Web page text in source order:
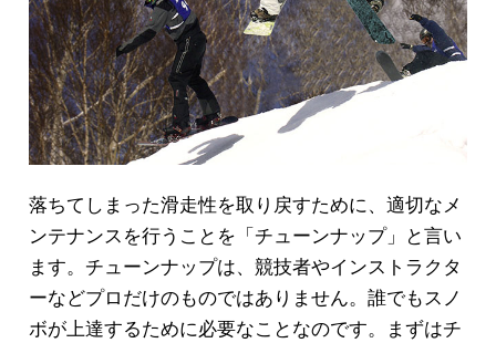
落ちてしまった滑走性を取り戻すために、適切なメ
ンテナンスを行うことを「チューンナップ」と言い
ます。チューンナップは、競技者やインストラクタ
ーなどプロだけのものではありません。誰でもスノ
ボが上達するために必要なことなのです。まずはチ